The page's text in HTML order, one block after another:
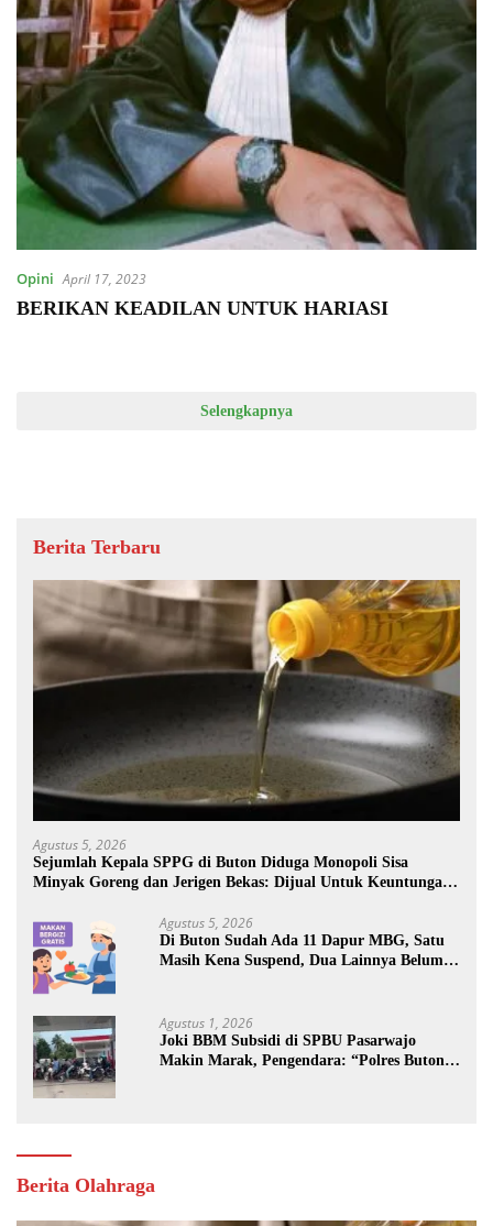
Opini April 17, 2023
BERIKAN KEADILAN UNTUK HARIASI
Selengkapnya
Berita Terbaru
Agustus 5, 2026
Sejumlah Kepala SPPG di Buton Diduga Monopoli Sisa
Minyak Goreng dan Jerigen Bekas: Dijual Untuk Keuntungan
Agustus 5, 2026
Di Buton Sudah Ada 11 Dapur MBG, Satu
Masih Kena Suspend, Dua Lainnya Belum
Agustus 1, 2026
Joki BBM Subsidi di SPBU Pasarwajo
Makin Marak, Pengendara: “Polres Buton
Berita Olahraga